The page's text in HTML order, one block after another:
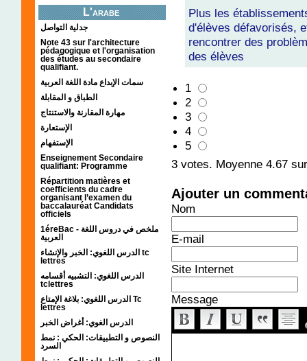
L'arabe
جدلية التواصل
Note 43 sur l'architecture
pédagogique et l'organisation
des études au secondaire
qualifiant.
سمات الإبداع مادة اللغة العربية
الطباق و المقابلة
مهارة المقارنة والاستنتاج
الإستعارة
الإستفهام
Enseignement Secondaire
qualifiant: Programme
Répartition matières et
coefficients du cadre
organisant l’examen du
baccalauréat Candidats
officiels
1éreBac - ملخص في دروس اللغة
العربية
الدرس اللغوي: الخبر والإنشاء tc
lettres
الدرس اللغوي: التشبيه أقسامه
tclettres
الدرس اللغوي: بلاغة الإمتاع Tc
lettres
الدرس الغوي: أغراض الخبر
النصوص و التطبيقات: الحكي : نمط
السرد
Plus les
d'élèves défavorisés,
rencontrer des
des élèves
1
2
3
4
5
3 votes. Moyenne 4.67
Ajouter un
Nom
E-mail
Site Internet
Message